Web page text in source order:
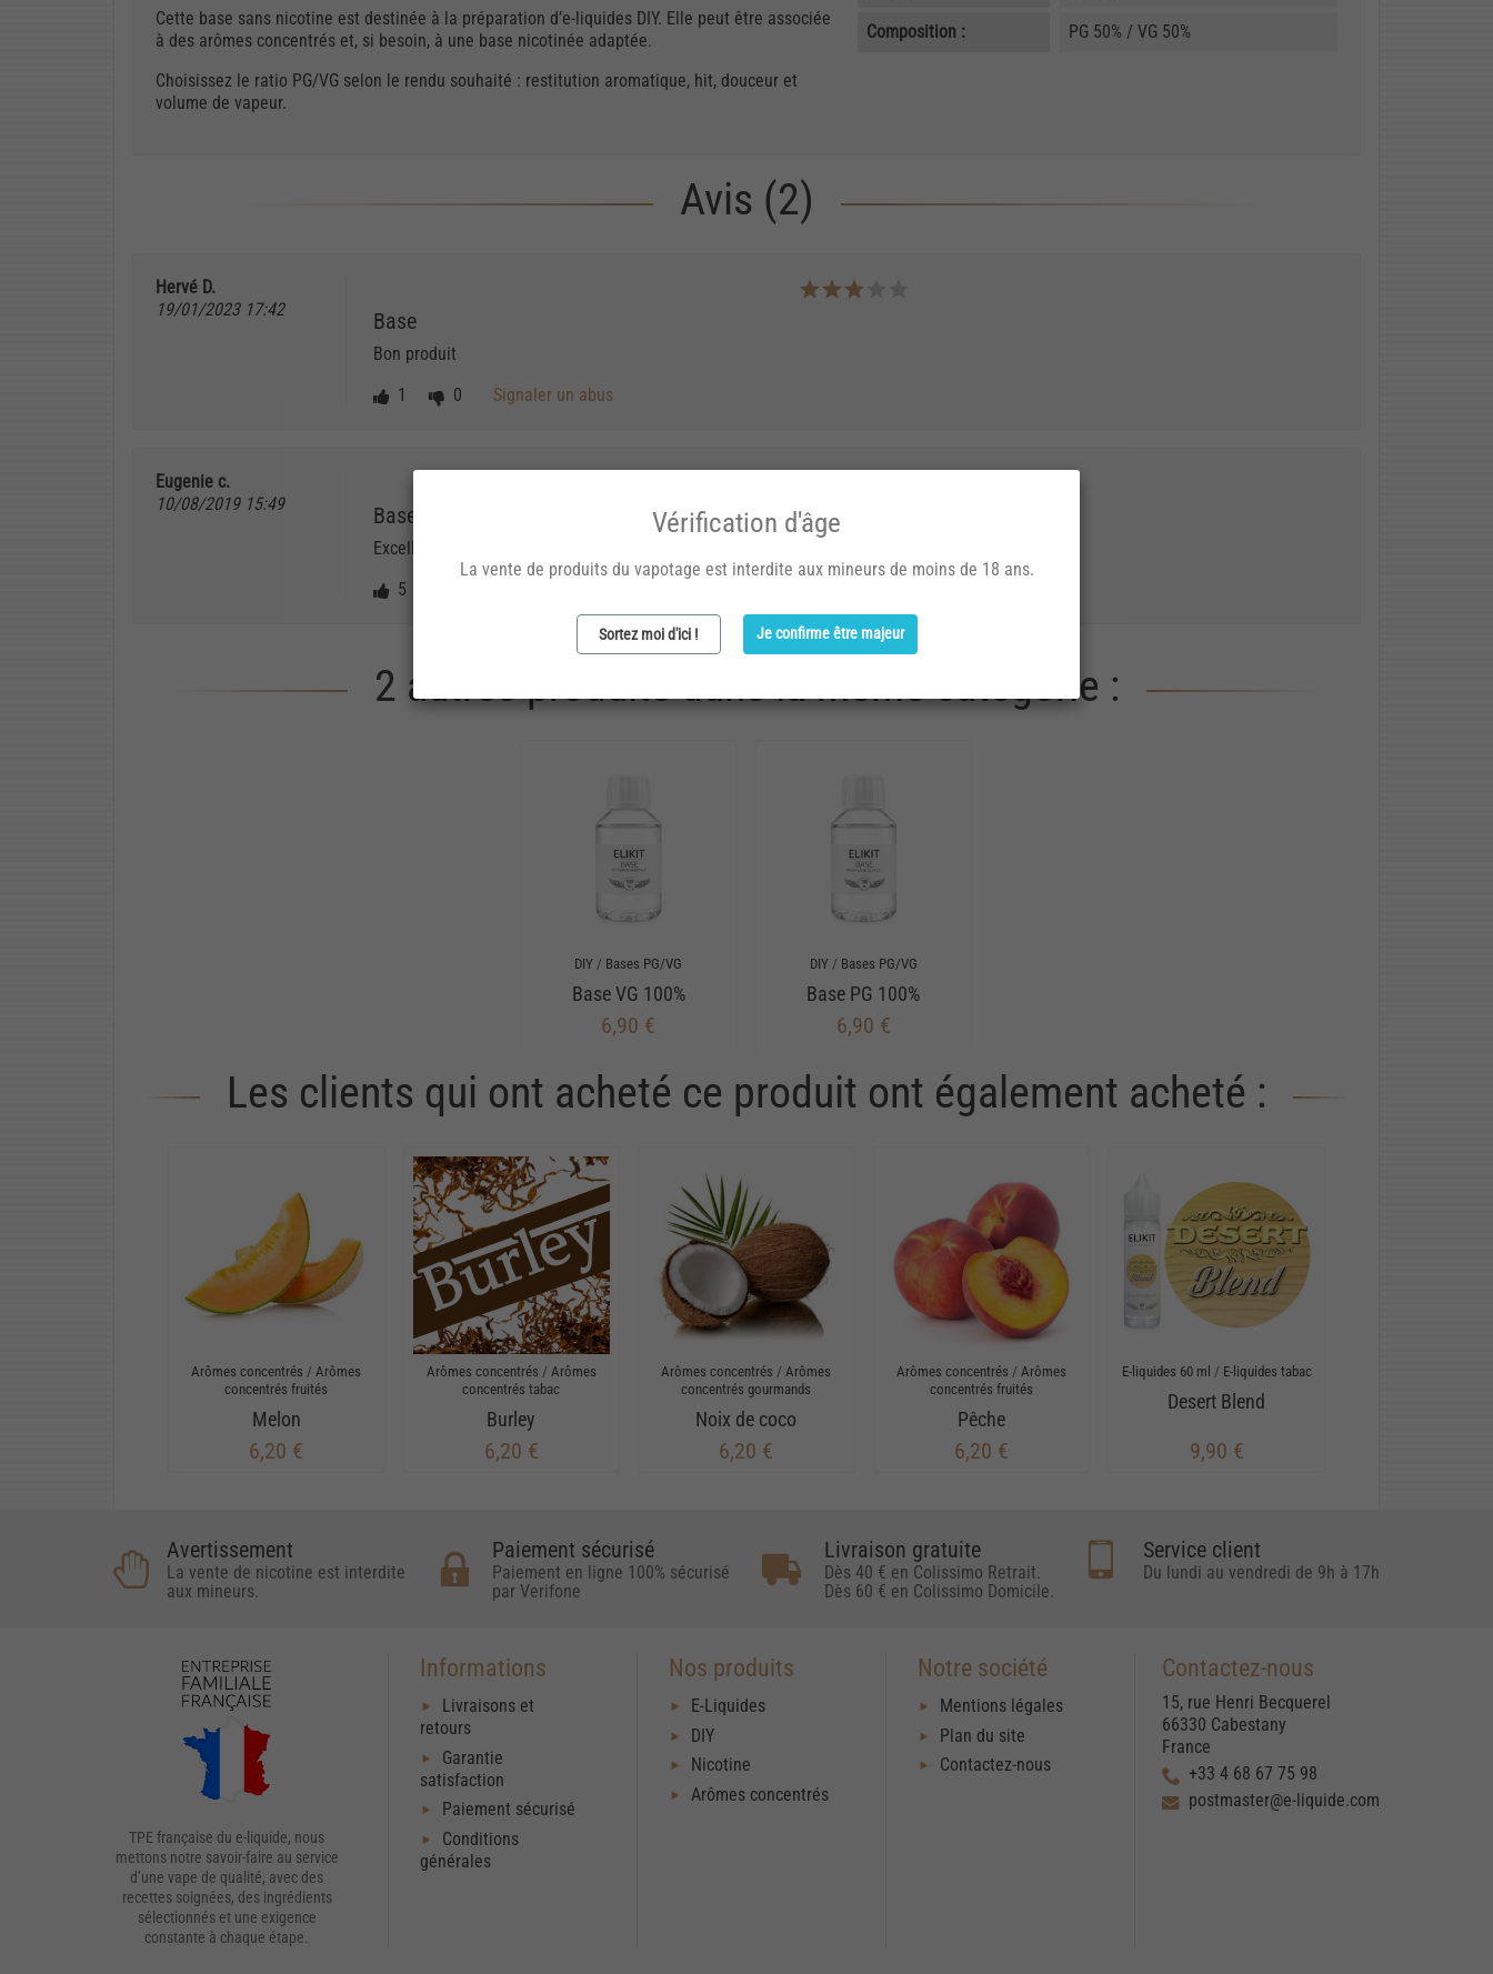
Cette base sans nicotine est destinée à la préparation d’e-liquides DIY. Elle peut être associée
à des arômes concentrés et, si besoin, à une base nicotinée adaptée.
Choisissez le ratio PG/VG selon le rendu souhaité : restitution aromatique, hit, douceur et
volume de vapeur.
Composition : PG 50% / VG 50%
Avis (2)
Hervé D.
19/01/2023 17:42
Base
Bon produit
1
0 Signaler un abus
Eugenie c.
10/08/2019 15:49
Base 50/50
Excellent produit que j'utilise depuis 2014
5
2 autres produits dans la même catégorie :
DIY / Bases PG/VG
Base VG 100%
6,90 €
DIY / Bases PG/VG
Base PG 100%
6,90 €
Les clients qui ont acheté ce produit ont également acheté :
Arômes concentrés / Arômes
concentrés fruités
Melon
6,20 €
Arômes concentrés / Arômes
concentrés tabac
Burley
6,20 €
Arômes concentrés / Arômes
concentrés gourmands
Noix de coco
6,20 €
Arômes concentrés / Arômes
concentrés fruités
Pêche
6,20 €
E-liquides 60 ml / E-liquides tabac
Desert Blend
9,90 €
Avertissement
La vente de nicotine est interdite
aux mineurs.
Paiement sécurisé
Paiement en ligne 100% sécurisé
par Verifone
Livraison gratuite
Dès 40 € en Colissimo Retrait.
Dès 60 € en Colissimo Domicile.
Service client
Du lundi au vendredi de 9h à 17h
TPE française du e-liquide, nous
mettons notre savoir-faire au service
d’une vape de qualité, avec des
recettes soignées, des ingrédients
sélectionnés et une exigence
constante à chaque étape.
Informations
Livraisons et
retours
Garantie
satisfaction
Paiement sécurisé
Conditions
générales
Nos produits
E-Liquides
DIY
Nicotine
Arômes concentrés
Notre société
Mentions légales
Plan du site
Contactez-nous
Contactez-nous
15, rue Henri Becquerel
66330 Cabestany
France
+33 4 68 67 75 98
postmaster@e-liquide.com
Vérification d'âge
La vente de produits du vapotage est interdite aux mineurs de moins de 18 ans.
Sortez moi d'ici ! Je confirme être majeur